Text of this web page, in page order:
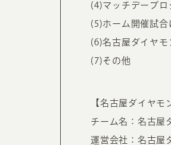
(4)マッチデープ
(5)ホーム開催試合
(6)名古屋ダイヤ
(7)その他
【名古屋ダイヤ
チーム名：名古屋
運営会社：名古屋